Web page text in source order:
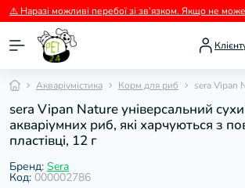
Акваріумістика Корм для риб sera Vipan
sera Vipan Nature універсальний
акваріумних риб, які харчуються з
пластівці, 12 г
Бренд: Sera
Код: 000002786